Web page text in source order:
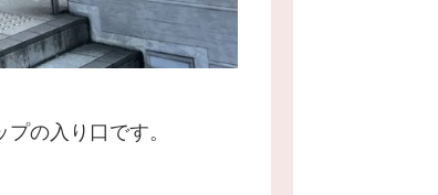
の入り口です。